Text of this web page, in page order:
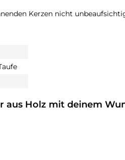
Kerzen nicht
Holz mit deinem